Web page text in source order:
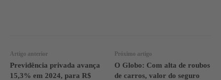
Artigo anterior
Previdência privada avança
15,3% em 2024, para R$
Próximo artigo
O Globo: Com alta de roubos
de carros, valor do seguro